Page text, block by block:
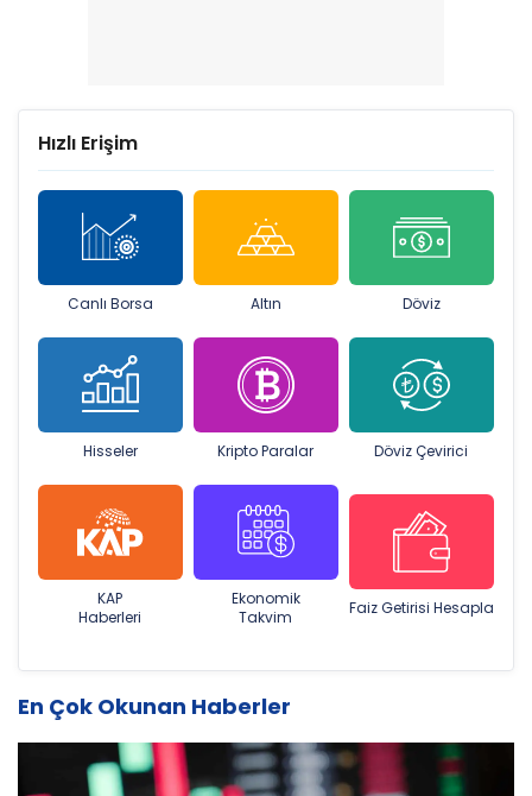
Hızlı Erişim
Canlı Borsa Altın Döviz
Hisseler Kripto Paralar Döviz Çevirici
KAP
Haberleri
Ekonomik
Takvim
Faiz Getirisi Hesapla
En Çok Okunan Haberler